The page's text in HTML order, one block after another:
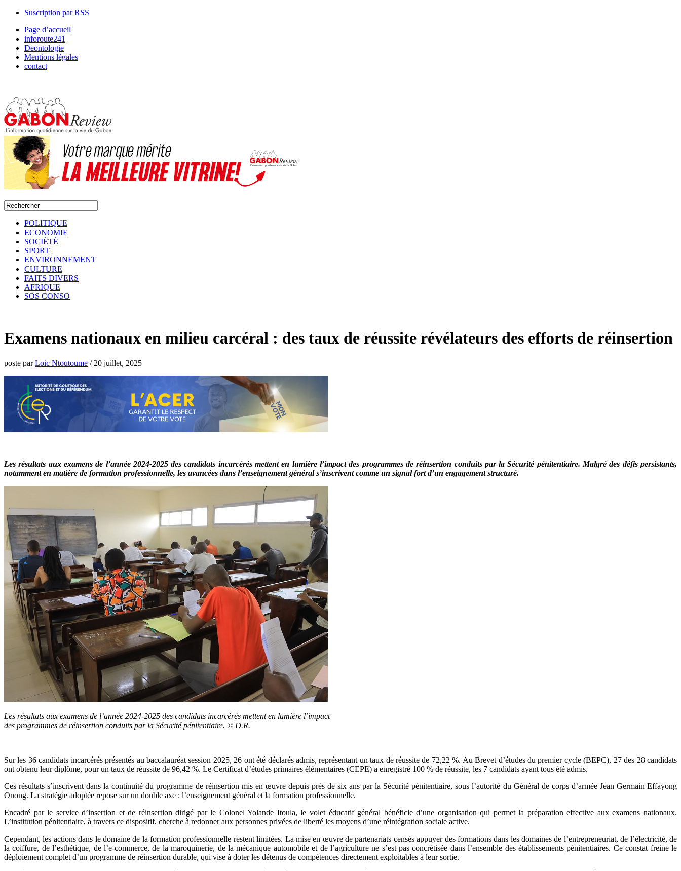
Suscription par RSS
Page d’accueil
inforoute241
Deontologie
Mentions légales
contact
POLITIQUE
ECONOMIE
SOCIÉTÉ
SPORT
ENVIRONNEMENT
CULTURE
FAITS DIVERS
AFRIQUE
SOS CONSO
Examens nationaux en milieu carcéral : des taux de réussite révélateurs des efforts de réinsertion
poste parLoic Ntoutoume / 20 juillet, 2025
Les résultats aux examens de l’année 2024-2025 des candidats incarcérés mettent en lumière l’impact des programmes de réinsertion conduits par la Sécurité pénitentiaire. Malgré des défis persistants,
notamment en matière de formation professionnelle, les avancées dans l’enseignement général s’inscrivent comme un signal fort d’un engagement structuré.
Les résultats aux examens de l’année 2024-2025 des candidats incarcérés mettent en lumière l’impact
des programmes de réinsertion conduits par la Sécurité pénitentiaire. © D.R.
Sur les 36 candidats incarcérés présentés au baccalauréat session 2025, 26 ont été déclarés admis, représentant un taux de réussite de 72,22 %. Au Brevet d’études du premier cycle (BEPC), 27 des 28 candidats
ont obtenu leur diplôme, pour un taux de réussite de 96,42 %. Le Certificat d’études primaires élémentaires (CEPE) a enregistré 100 % de réussite, les 7 candidats ayant tous été admis.
Ces résultats s’inscrivent dans la continuité du programme de réinsertion mis en œuvre depuis près de six ans par la Sécurité pénitentiaire, sous l’autorité du Général de corps d’armée Jean Germain Effayong
Onong. La stratégie adoptée repose sur un double axe : l’enseignement général et la formation professionnelle.
Encadré par le service d’insertion et de réinsertion dirigé par le Colonel Yolande Itoula, le volet éducatif général bénéficie d’une organisation qui permet la préparation effective aux examens nationaux.
L’institution pénitentiaire, à travers ce dispositif, cherche à redonner aux personnes privées de liberté les moyens d’une réintégration sociale active.
Cependant, les actions dans le domaine de la formation professionnelle restent limitées. La mise en œuvre de partenariats censés appuyer des formations dans les domaines de l’entrepreneuriat, de l’électricité, de
la coiffure, de l’esthétique, de l’e-commerce, de la maroquinerie, de la mécanique automobile et de l’agriculture ne s’est pas concrétisée dans l’ensemble des établissements pénitentiaires. Ce constat freine le
déploiement complet d’un programme de réinsertion durable, qui vise à doter les détenus de compétences directement exploitables à leur sortie.